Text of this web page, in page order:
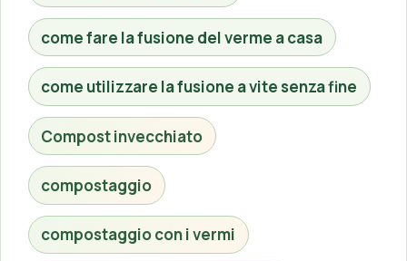
come fare la fusione del verme a casa
come utilizzare la fusione a vite senza fine
Compost invecchiato
compostaggio
compostaggio con i vermi